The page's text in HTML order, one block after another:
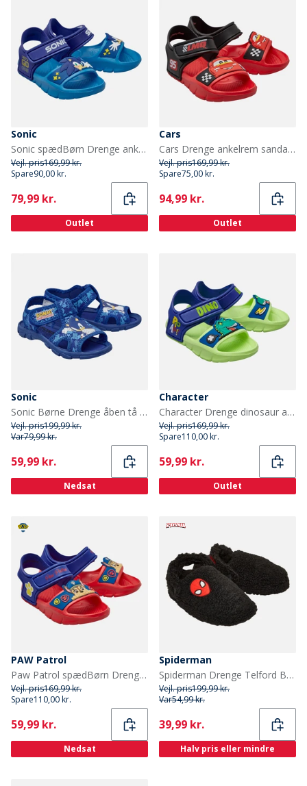
Sonic
Sonic spædBørn Drenge ankelrem sandaler Royal
Vejl. pris169,99 kr.
Spare90,00 kr.
Current
79,99 kr.
Outlet
Cars
Cars Drenge ankelrem sandaler Rød
Vejl. pris169,99 kr.
Spare75,00 kr.
Current
94,99 kr.
Outlet
Sonic
Sonic Børne Drenge åben tå sandaler Royal
Vejl. pris199,99 kr.
Var79,99 kr.
Current
59,99 kr.
Nedsat
Character
Character Drenge dinosaur ankelrem sandaler Grøn
Vejl. pris169,99 kr.
Spare110,00 kr.
Current
59,99 kr.
Outlet
PAW Patrol
Paw Patrol spædBørn Drenge ankelrem sandaler Rød
Vejl. pris169,99 kr.
Spare110,00 kr.
Current
59,99 kr.
Nedsat
Spiderman
Spiderman Drenge Telford Borg Hjemmesko Sort/Rød
Vejl. pris199,99 kr.
Var54,99 kr.
Current
39,99 kr.
Halv pris eller mindre